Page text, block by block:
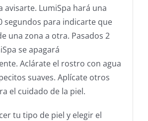
avisarte. LumiSpa hará una
segundos para indicarte que
una zona a otra. Pasados 2
se apagará
Aclárate el rostro con agua
suaves. Aplícate otros
el cuidado de la piel.
tu tipo de piel y elegir el